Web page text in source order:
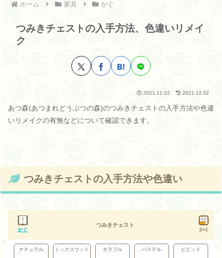
ホーム 家具 かぐ
つみきチェストの入手方法、色違いリメイ
ク
2021.11.02 2021.12.02
あつ森(あつまれどうぶつの森)のつみきチェストの入手方法や色違
いリメイクの有無などについて確認できます。
つみきチェストの入手方法や色違い
かぐ
つみきチェスト
2×1
ナチュラル ミックスウッド カラフル パステル ビビッド